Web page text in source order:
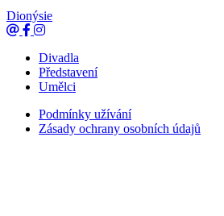
Dionýsie
Divadla
Představení
Umělci
Podmínky užívání
Zásady ochrany osobních údajů